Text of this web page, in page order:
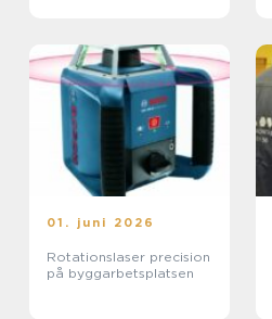
01. juni 2026
Rotationslaser precision
på byggarbetsplatsen